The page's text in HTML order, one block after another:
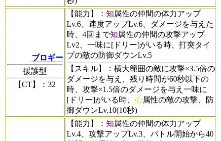
ブロギー
援護型
【CT】
：32
【能力】 ： 知属性の仲間の体力アップ
Lv.6、速度アップLv.6、ダメージを与えた
時、4回まで知属性の仲間の攻撃アップ
Lv2、一味に[ドリー]がいる時、打突タイ
プの敵の防御ダウンLv.5
【スキル】
：横大範囲の敵に攻撃×3.5倍の
ダメージを与え、残り時間が60秒以下の
時、攻撃×1.5倍のダメージを与え一味に
[ドリー]がいる時、 心属性の敵の攻撃、防
御ダウンLv.10(10秒)
【能力】 ： 知属性の仲間の体力アップ
Lv.4、攻撃アップLv.3、バトル開始から40